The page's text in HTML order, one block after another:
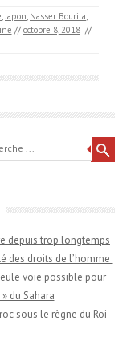
,Japon, Nasser Bourita,
// octobre 8, 2018 //
depuis trop longtemps
des droits de l’homme
voie possible pour
du Sahara
sous le règne du Roi